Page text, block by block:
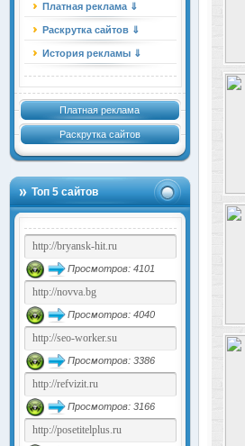
Платная реклама ⇓
Раскрутка сайтов ⇓
История рекламы ⇓
Платная реклама
Раскрутка сайтов
Топ 5 сайтов
Просмотров: 4101
Просмотров: 4040
Просмотров: 3386
Просмотров: 3166